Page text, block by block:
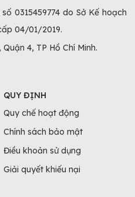
0315459774 do Sở Kế hoạch
04/01/2019.
4, TP Hồ Chí Minh.
QUY ĐỊNH
Quy chế hoạt động
Chính sách bảo mật
Điều khoản sử dụng
Giải quyết khiếu nại